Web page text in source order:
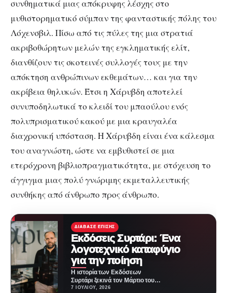
συνθηματικά μιας απόκρυφης λέσχης στο
μυθιστορηματικό σύμπαν της φανταστικής πόλης του
Λόχενσβιλ. Πίσω από τις πύλες της μια στρατιά
ακριβοθώρητων μελών της εγκληματικής ελίτ,
διανθίζουν τις σκοτεινές συλλογές τους με την
απόκτηση ανθρώπινων εκθεμάτων… και για την
ακρίβεια θηλυκών. Έτσι η Χάρυβδη αποτελεί
συνυποδηλωτικά το κλειδί του μπαούλου ενός
πολυπρισματικού κακού με μια κραυγαλέα
διαχρονική υπόσταση. Η Χάρυβδη είναι ένα κάλεσμα
του αναγνώστη, ώστε να εμβυθιστεί σε μια
ετερόχρονη βιβλιοπραγματικότητα, με στόχευση το
άγγιγμα μιας πολύ γνώριμης εκμεταλλευτικής
συνθήκης από άνθρωπο προς άνθρωπο.
ΔΙΆΒΑΣΕ ΕΠΊΣΗΣ
Εκδόσεις Συρτάρι: Ένα
λογοτεχνικό καταφύγιο
για την ποίηση
Η ιστορία των Εκδόσεων
Συρτάρι ξεκινά τον Μάρτιο του
2020, όταν ο κόσμος φρέναρε
7 ΙΟΥΛΊΟΥ, 2026